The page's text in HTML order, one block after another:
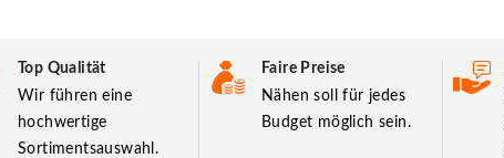
Top Qualität
Wir führen eine
hochwertige
Sortimentsauswahl.
Faire Preise
Nähen soll für jedes
Budget möglich sein.